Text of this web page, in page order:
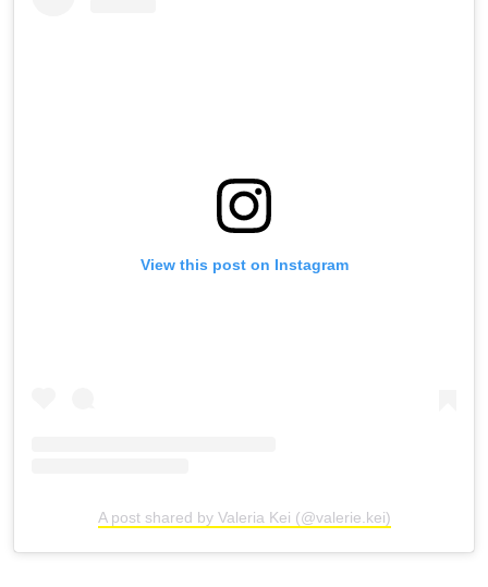
View this post on Instagram
A post shared by Valeria Kei (@valerie.kei)